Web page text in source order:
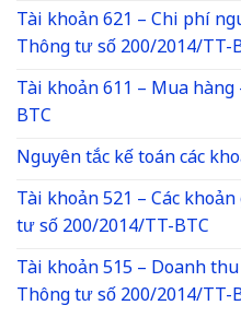
Tài khoản 621 – Chi phí
Thông tư số 200/2014/TT-
Tài khoản 611 – Mua
BTC
Nguyên tắc kế toán các
Tài khoản 521 – Các
tư số 200/2014/TT-BTC
Tài khoản 515 – Doanh
Thông tư số 200/2014/TT-